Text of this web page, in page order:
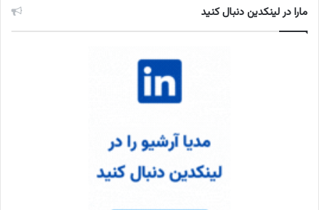
مارا در لینکدین دنبال کنید